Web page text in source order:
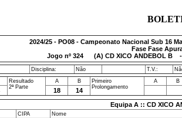
2024/25 - PO08 - Campeonato Nacional Sub 16
Fase Fase
Jogo nº 324(A) CD XICO ANDEBOL B -
Disciplina: Não T.V.:
Resultado
2ª Parte
A B
Primeiro
Prolongamento
A B
18 14
Equipa A :: CD XICO
CIPA
Nome